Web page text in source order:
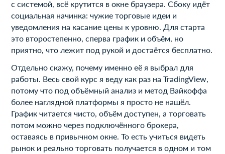
с системой, всё крутится в окне браузера. Сбоку идёт
социальная начинка: чужие торговые идеи и
уведомления на касание цены к уровню. Для старта
это второстепенно, сперва график и объём, но
приятно, что лежит под рукой и достаётся бесплатно.
Отдельно скажу, почему именно её я выбрал для
работы. Весь свой курс я веду как раз на TradingView,
потому что под объёмный анализ и метод Вайкоффа
более наглядной платформы я просто не нашёл.
График читается чисто, объём доступен, а торговать
потом можно через подключённого брокера,
оставаясь в привычном окне. То есть учиться видеть
рынок и реально торговать получается в одном и том